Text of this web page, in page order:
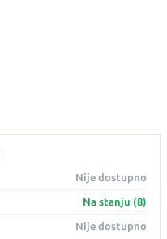
Nije dostupno
Na stanju (8)
Nije dostupno